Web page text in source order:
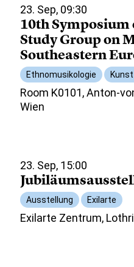
23. Sep, 09:30
10th
Study Group on
Southeastern
Ethnomusikologie
Room K0101, Anton-
Wien
23. Sep, 15:00
Ausstellung Exilarte
Exilarte Zentrum,